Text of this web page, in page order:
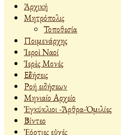
Ἀρχική
Μητρόπολις
Τοποθεσία
Ποιμενάρχης
Ἱεροὶ Ναοί
Ἱερὲς Μονές
Εἰδήσεις
Ροή ειδήσεων
Μηνιαίο Αρχείο
Ἐγκύκλιοι -Ἄρθρα-Ὁμιλίες
Βίντεο
Ἐόρτιες εὐχές